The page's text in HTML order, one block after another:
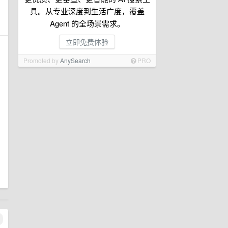
具。从专业深度到生活广度，覆盖
Agent 的全场景需求。
立即免费体验
Promoted byAnySearch PRO